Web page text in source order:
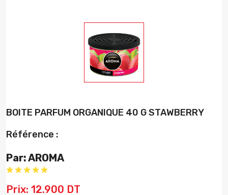
BOITE PARFUM ORGANIQUE 40 G STAWBERRY
Référence :
Par: AROMA
Prix: 12.900 DT